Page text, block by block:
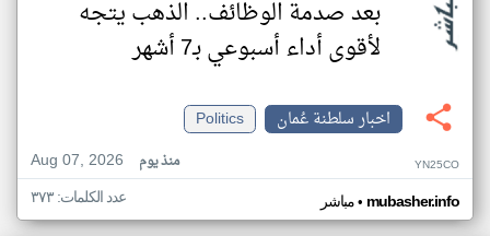
بعد صدمة الوظائف.. الذهب يتجه
لأقوى أداء أسبوعي بـ7 أشهر
اخبار سلطنة عُمان
Politics
Aug 07, 2026
منذ يوم YN25CO
مباشر• mubasher.info عدد الكلمات: ٣٧٣